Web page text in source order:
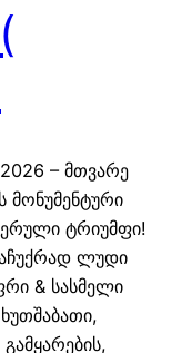
– მთვარე
მონუმენტური
ტრიუმფი!
ლუდი
& სასმელი